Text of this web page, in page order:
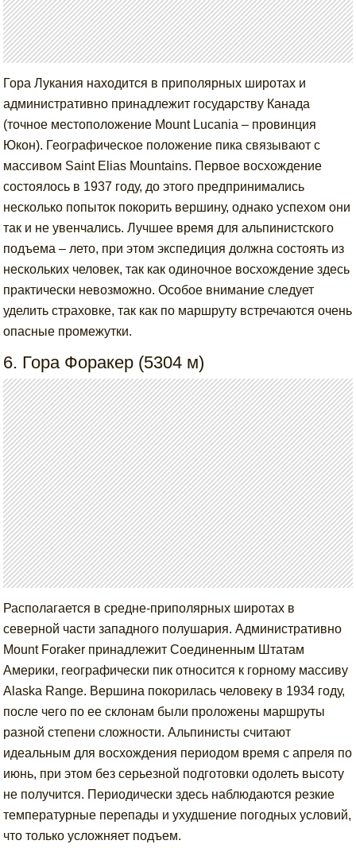
Гора Лукания находится в приполярных широтах и
административно принадлежит государству Канада
(точное местоположение Mount Lucania – провинция
Юкон). Географическое положение пика связывают с
массивом Saint Elias Mountains. Первое восхождение
состоялось в 1937 году, до этого предпринимались
несколько попыток покорить вершину, однако успехом они
так и не увенчались. Лучшее время для альпинистского
подъема – лето, при этом экспедиция должна состоять из
нескольких человек, так как одиночное восхождение здесь
практически невозможно. Особое внимание следует
уделить страховке, так как по маршруту встречаются очень
опасные промежутки.
6. Гора Форакер (5304 м)
Располагается в средне-приполярных широтах в
северной части западного полушария. Административно
Mount Foraker принадлежит Соединенным Штатам
Америки, географически пик относится к горному массиву
Alaska Range. Вершина покорилась человеку в 1934 году,
после чего по ее склонам были проложены маршруты
разной степени сложности. Альпинисты считают
идеальным для восхождения периодом время с апреля по
июнь, при этом без серьезной подготовки одолеть высоту
не получится. Периодически здесь наблюдаются резкие
температурные перепады и ухудшение погодных условий,
что только усложняет подъем.